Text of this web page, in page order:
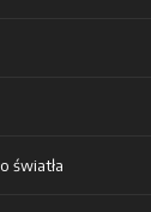
światła